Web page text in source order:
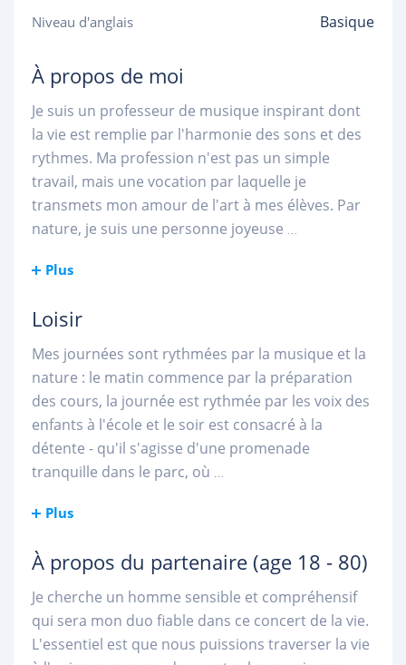
Niveau d'anglais Basique
À propos de moi
Je suis un professeur de musique inspirant dont
la vie est remplie par l'harmonie des sons et des
rythmes. Ma profession n'est pas un simple
travail, mais une vocation par laquelle je
transmets mon amour de l'art à mes élèves. Par
nature, je suis une personne joyeuse ...
Plus
Loisir
Mes journées sont rythmées par la musique et la
nature : le matin commence par la préparation
des cours, la journée est rythmée par les voix des
enfants à l'école et le soir est consacré à la
détente - qu'il s'agisse d'une promenade
tranquille dans le parc, où ...
Plus
À propos du partenaire (age 18 - 80)
Je cherche un homme sensible et compréhensif
qui sera mon duo fiable dans ce concert de la vie.
L'essentiel est que nous puissions traverser la vie